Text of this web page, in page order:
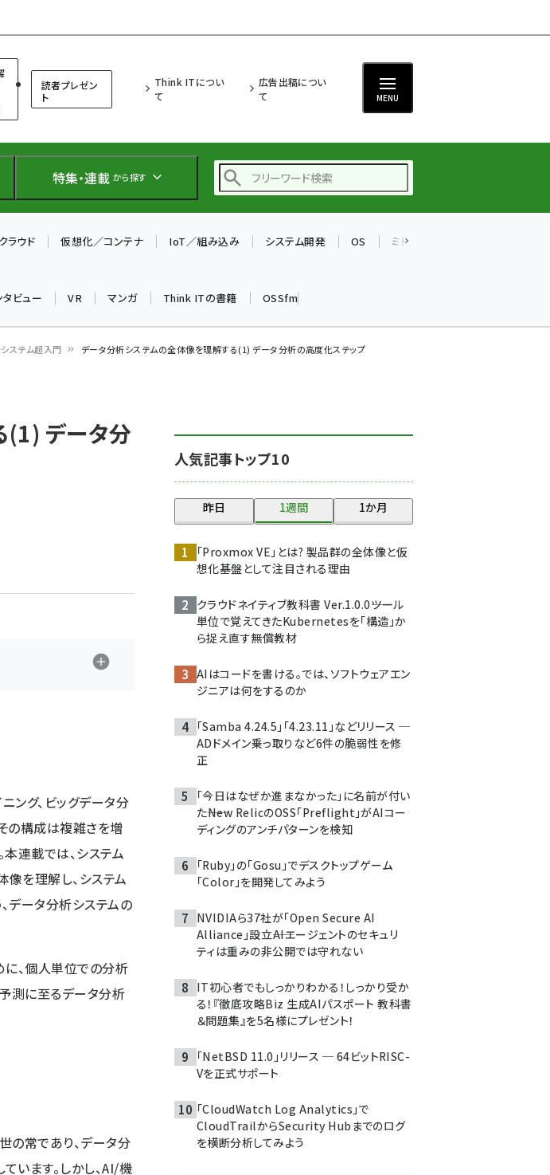
読者プレゼン
ト
Think ITについ
て
広告出稿につい
て
MENU
特集・連載 から探す
仲間と築いた勝利の絆～
iot女子会 (2279)
drupal (1955)
genai (1483)
abc123 (1358)
クラウド 仮想化／コンテナ IoT／組み込み システム開発 OS ミドルウェア
タビュー VR マンガ Think ITの書籍 OSSfm
ステム超入門 データ分析システムの全体像を理解する(1) データ分析の高度化ステップ
(1) データ分
ング、ビッグデータ分
の構成は複雑さを増
連載では、システム
を理解し、システム
データ分析システムの
、個人単位での分析
測に至るデータ分析
の常であり、データ分
います。しかし、AI/機
人気記事トップ10
昨日 1週間 1か月
「Proxmox VE」とは? 製品群の全体像と仮
想化基盤として注目される理由
クラウドネイティブ教科書 Ver.1.0.0――ツール
単位で覚えてきたKubernetesを「構造」か
ら捉え直す無償教材
AIはコードを書ける。では、ソフトウェアエン
ジニアは何をするのか
「Samba 4.24.5」「4.23.11」などリリース ─
ADドメイン乗っ取りなど6件の脆弱性を修
正
「今日はなぜか進まなかった」に名前が付い
た――New RelicのOSS「Preflight」がAIコー
ディングのアンチパターンを検知
「Ruby」の「Gosu」でデスクトップゲーム
「Color」を開発してみよう
NVIDIAら37社が「Open Secure AI
Alliance」設立――AIエージェントのセキュリ
ティは重みの非公開では守れない
IT初心者でもしっかりわかる！しっかり受か
る！『徹底攻略Biz 生成AIパスポート 教科書
＆問題集』を5名様にプレゼント！
「NetBSD 11.0」リリース ─ 64ビットRISC-
Vを正式サポート
「CloudWatch Log Analytics」で
CloudTrailからSecurity Hubまでのログ
を横断分析してみよう